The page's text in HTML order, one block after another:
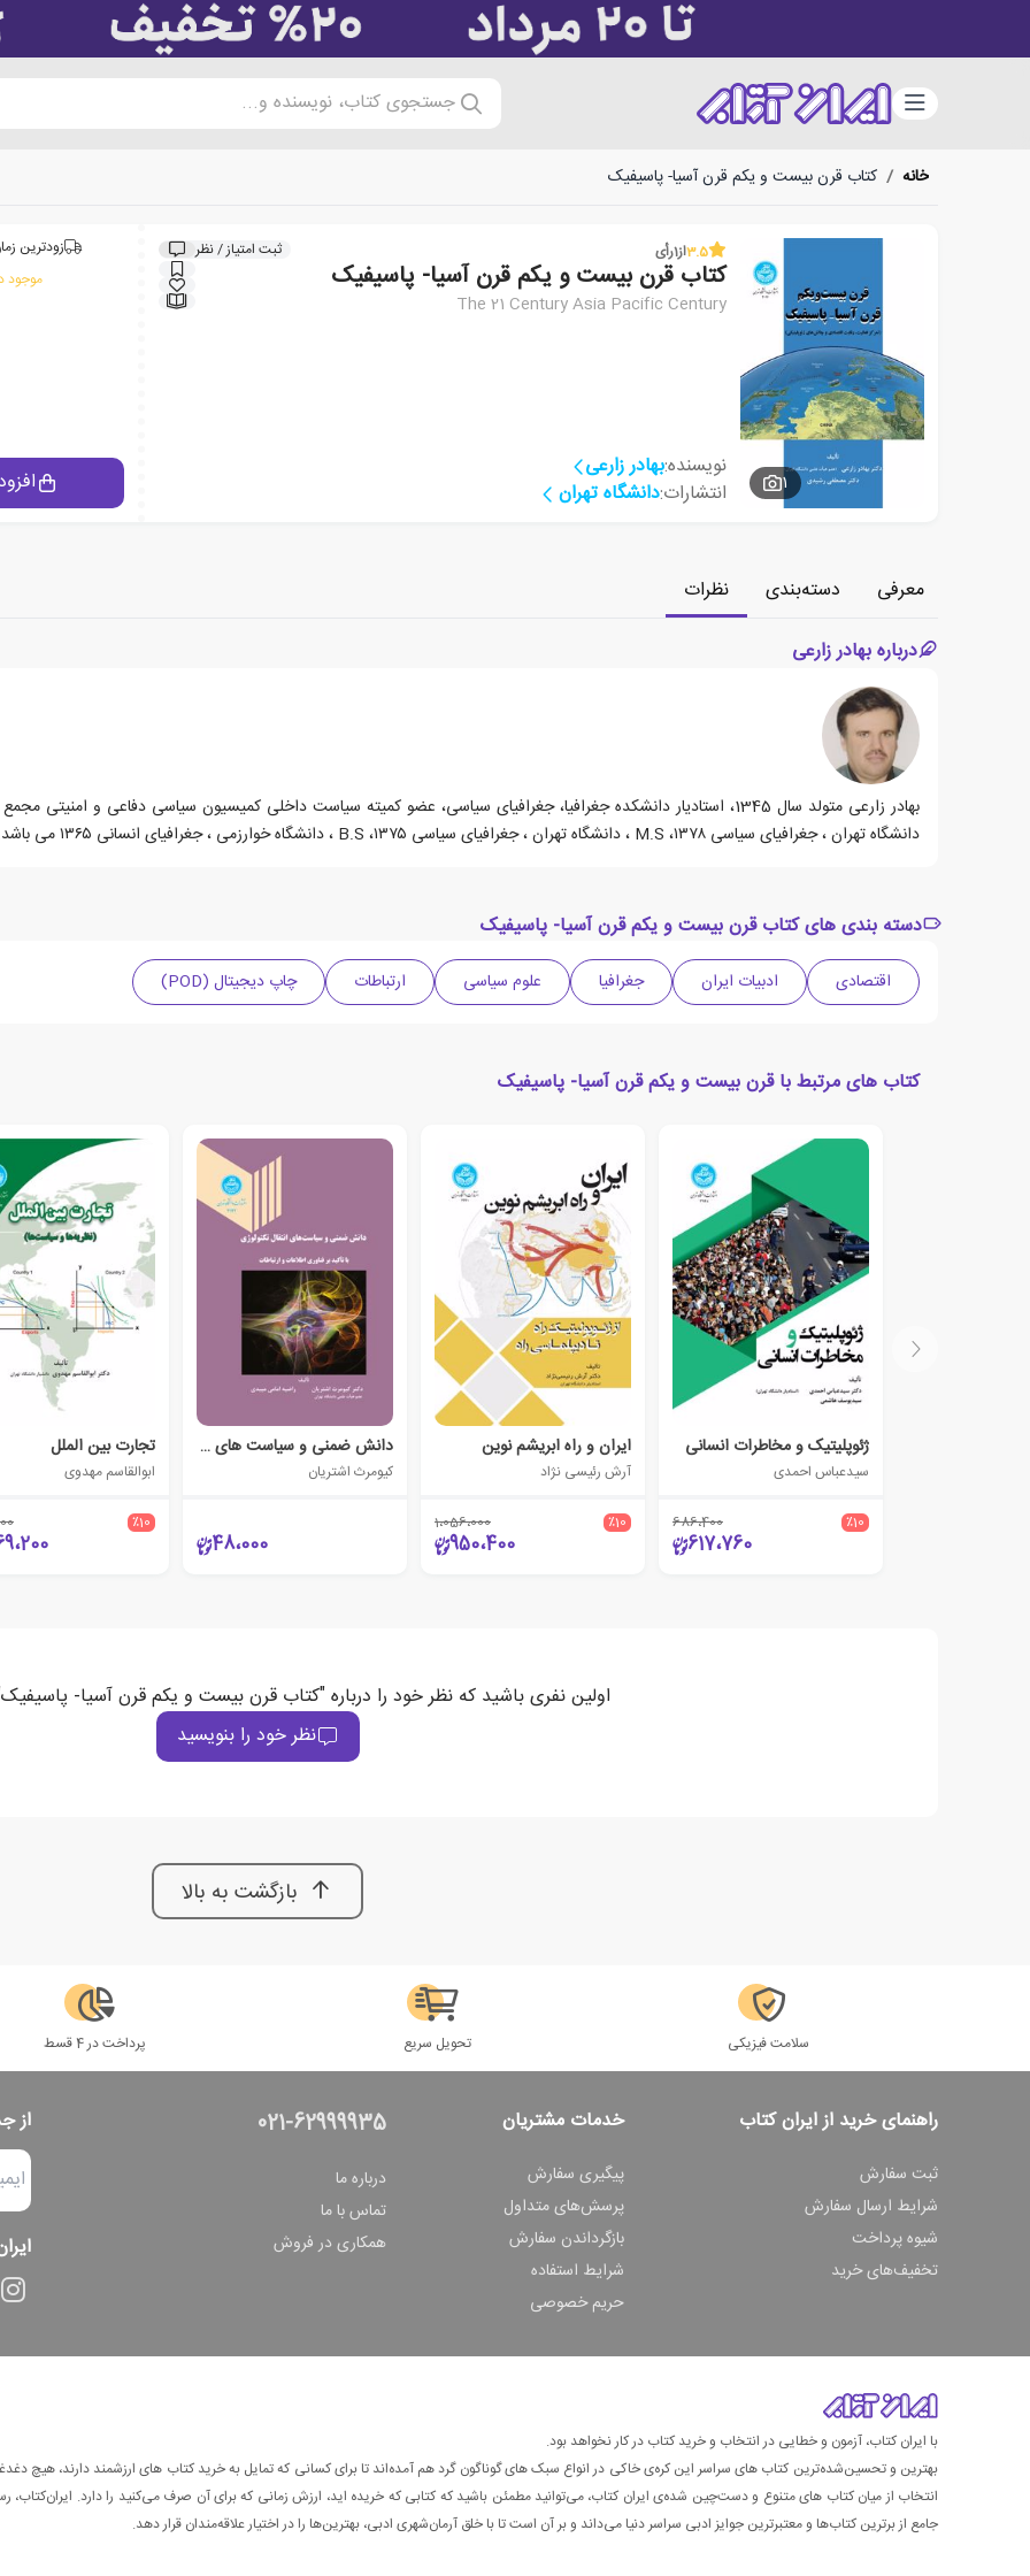
دسته‌بندی جستجوی کتاب، نویسنده و...
خانه / کتاب قرن بیست و یکم قرن آسیا- پاسیفیک
1
3.5از1رأی ثبت امتیاز / نظر
کتاب قرن بیست و یکم قرن آسیا- پاسیفیک
The 21 Century Asia Pacific Century
نویسنده:بهادر زارعی
انتشارات:دانشگاه تهران
زودترین
موجود
معرفی دسته‌بندی
نظرات
درباره بهادر زارعی
دانشگاه تهران ، جغرافیای سیاسی ۱۳۷۸، M.S ، دانشگاه تهران ، جغرافیای سیاسی ۱۳۷۵، B.S ، دانشگاه خوارزمی ، جغرافیای انسانی ۱۳۶۵ می باشد.
دسته بندی های کتاب قرن بیست و یکم قرن آسیا- پاسیفیک
اقتصادی ادبیات ایران جغرافیا علوم سیاسی ارتباطات چاپ دیجیتال (POD)
کتاب های مرتبط با قرن بیست و یکم قرن آسیا- پاسیفیک
ژئوپلیتیک و مخاطرات انسانی
سیدعباس احمدی
٪10 686،400
617،760
ایران و راه ابریشم نوین
آرش رئیسی نژاد
٪10 1،056،000
950،400
دانش ضمنی و سیاست های انتقال تکنولوژی
کیومرث اشتریان
48،000
تجارت بین الملل
ابوالقاسم مهدوی
٪10
اولین نفری باشید که نظر خود را درباره "کتاب قرن بیست و یکم قرن آسیا-
نظر خود را بنویسید
بازگشت به بالا
سلامت فیزیکی تحویل سریع پرداخت در 4 قسط
راهنمای خرید از ایران کتاب
ثبت سفارش
شرایط ارسال سفارش
شیوه پرداخت
تخفیف‌های خرید
خدمات مشتریان
پیگیری سفارش
پرسش‌های متداول
بازگرداندن سفارش
شرایط استفاده
حریم خصوصی
021-62999935
درباره ما
تماس با ما
همکاری در فروش
از
با ایران کتاب، آزمون و خطایی در انتخاب و خرید کتاب در کار نخواهد بود.
بهترین و تحسین‌شده‌ترین کتاب‌ های سراسر این کره‌ی خاکی در انواع سبک های گوناگون گرد هم آمده‌اند تا برای کسانی که تمایل به خرید کتاب های ارزشمند دارند، هیچ
انتخاب از میان کتاب های متنوع و دست‌چین شده‌ی ایران کتاب، می‌توانید مطمئن باشید که کتابی که خریده اید، ارزش زمانی که برای آن صرف می‌کنید را دارد. ایران‌کتاب،
جامع از برترین کتاب‌ها و معتبرترین جوایز ادبی سراسر دنیا می‌داند و بر آن است تا با خلق آرمان‌شهری ادبی، بهترین‌ها را در اختیار علاقه‌مندان قرار دهد.